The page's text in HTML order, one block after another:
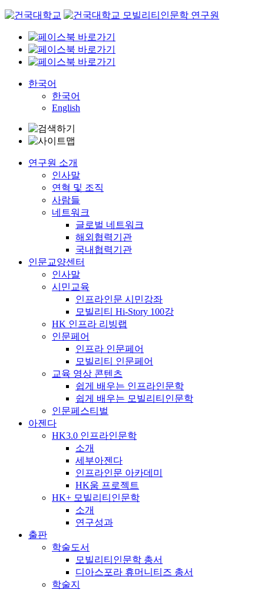
Skip
content
한국어
한국어
English
연구원 소개
인사말
연혁 및 조직
사람들
네트워크
글로벌 네트워크
해외협력기관
국내협력기관
인문교양센터
인사말
시민교육
인프라인문 시민강좌
모빌리티 Hi-Story 100강
HK 인프라 리빙랩
인문페어
인프라 인문페어
모빌리티 인문페어
교육 영상 콘텐츠
쉽게 배우는 인프라인문학
쉽게 배우는 모빌리티인문학
인문페스티벌
아젠다
HK3.0 인프라인문학
소개
세부아젠다
인프라인문 아카데미
HK움 프로젝트
HK+ 모빌리티인문학
소개
연구성과
출판
학술도서
모빌리티인문학 총서
디아스포라 휴머니티즈 총서
학술지